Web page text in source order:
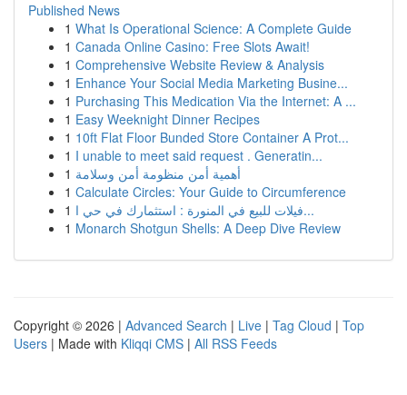
Published News
1 What Is Operational Science: A Complete Guide
1 Canada Online Casino: Free Slots Await!
1 Comprehensive Website Review & Analysis
1 Enhance Your Social Media Marketing Busine...
1 Purchasing This Medication Via the Internet: A ...
1 Easy Weeknight Dinner Recipes
1 10ft Flat Floor Bunded Store Container A Prot...
1 I unable to meet said request . Generatin...
1 أهمية أمن منظومة أمن وسلامة
1 Calculate Circles: Your Guide to Circumference
1
فيلات للبيع في المنورة : استثمارك في حي ا...
1 Monarch Shotgun Shells: A Deep Dive Review
Copyright © 2026 | Advanced Search | Live | Tag Cloud | Top
Users | Made with Kliqqi CMS | All RSS Feeds